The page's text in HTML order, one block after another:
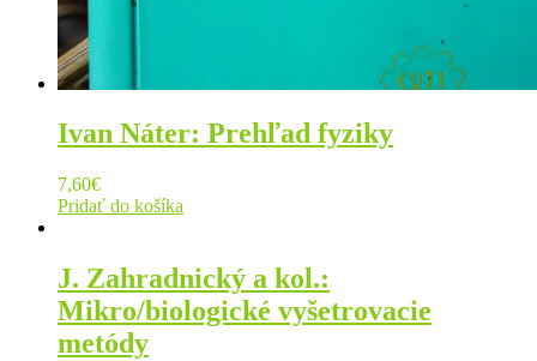
Ivan Náter: Prehľad fyziky
7,60€
Pridať do košíka
J. Zahradnický a kol.:
Mikro/biologické vyšetrovacie
metódy